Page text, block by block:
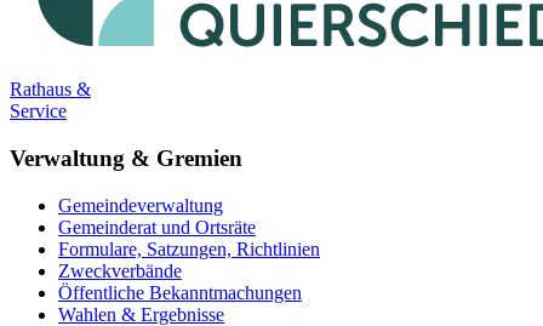
Rathaus &
Service
Verwaltung & Gremien
Gemeindeverwaltung
Gemeinderat und Ortsräte
Formulare, Satzungen, Richtlinien
Zweckverbände
Öffentliche Bekanntmachungen
Wahlen & Ergebnisse